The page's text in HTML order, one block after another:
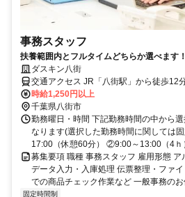
事務スタッフ
扶養範囲内とフルタイムどちらか選べます
残業ほぼなしの勤務で安定して働けます
ダスキン八街
交通アクセス JR「八街駅」から徒歩12
時給1,250円以上
千葉県八街市
勤務曜日・時間 下記勤務時間の中から
なります(選択した勤務時間に関しては
17:00（休憩60分） ②9:00～13:00（4
募集要項 職種 事務スタッフ 雇用形態
データ入力・入庫処理 伝票整理・ファ
での商品チェック作業など 一般事務のお
固定時間制